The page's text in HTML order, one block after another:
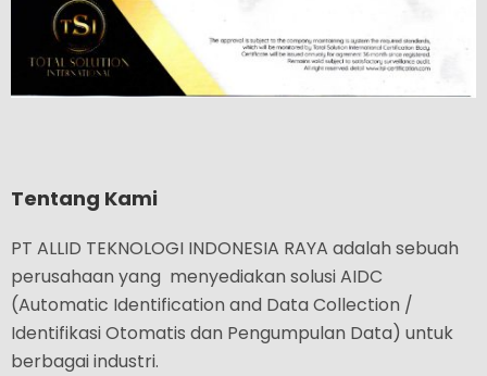
Tentang Kami
PT ALLID TEKNOLOGI INDONESIA RAYA adalah sebuah
perusahaan yang menyediakan solusi AIDC
(Automatic Identification and Data Collection /
Identifikasi Otomatis dan Pengumpulan Data) untuk
berbagai industri.